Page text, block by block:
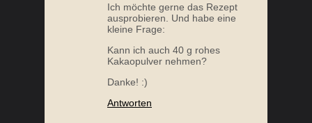
ROSENKOHLSUPPE
Ich möchte gerne das Rezept
ausprobieren. Und habe eine
kleine Frage:
Kann ich auch 40 g rohes
Kakaopulver nehmen?
Danke! :)
Antworten